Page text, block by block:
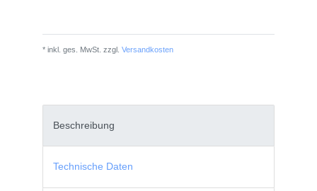
* inkl. ges. MwSt. zzgl. Versandkosten
Beschreibung
Technische Daten